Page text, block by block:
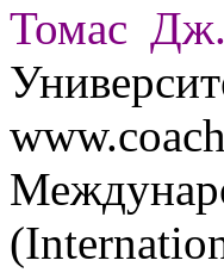
Томас